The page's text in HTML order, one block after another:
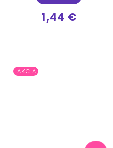
1,44 €
AKCIA